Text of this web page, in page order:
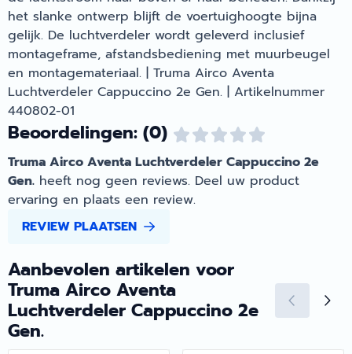
het slanke ontwerp blijft de voertuighoogte bijna
gelijk. De luchtverdeler wordt geleverd inclusief
montageframe, afstandsbediening met muurbeugel
en montagemateriaal. | Truma Airco Aventa
Luchtverdeler Cappuccino 2e Gen. | Artikelnummer
440802-01
Beoordelingen: (0)
Truma Airco Aventa Luchtverdeler Cappuccino 2e
Gen. heeft nog geen reviews. Deel uw product
ervaring en plaats een review.
REVIEW PLAATSEN
Aanbevolen artikelen voor
Truma Airco Aventa
Luchtverdeler Cappuccino 2e
Gen.